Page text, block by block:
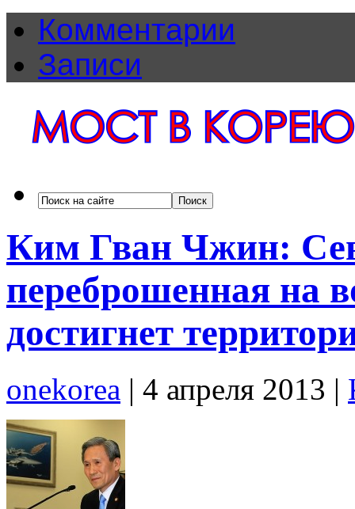
Комментарии
Записи
Ким Гван Чжин:
переброшенная на
достигнет
onekorea | 4 апреля 2013 |